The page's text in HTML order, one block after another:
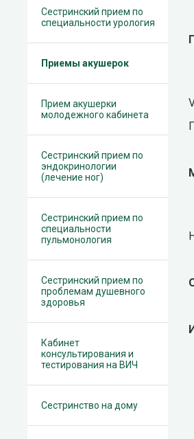
Сестринский прием по
специальности урология
Приемы акушерок
Прием акушерки
молодежного кабинета
Сестринский прием по
эндокринологии
(лечение ног)
Сестринский прием по
специальности
пульмонология
Сестринский прием по
проблемам душевного
здоровья
Кабинет
консультирования и
тестирования на ВИЧ
Сестринство на дому